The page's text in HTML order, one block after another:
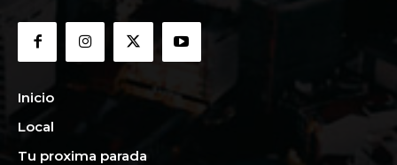
Inicio
Local
Tu proxima parada